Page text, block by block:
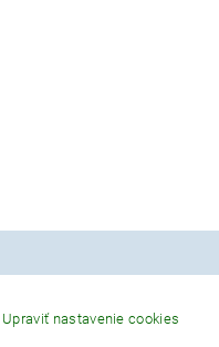
Upraviť nastavenie cookies